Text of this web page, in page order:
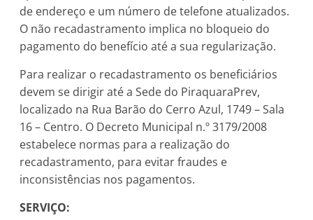
de endereço e um número de telefone atualizados.
O não recadastramento implica no bloqueio do
pagamento do benefício até a sua regularização.
Para realizar o recadastramento os beneficiários
devem se dirigir até a Sede do PiraquaraPrev,
localizado na Rua Barão do Cerro Azul, 1749 – Sala
16 – Centro. O Decreto Municipal n.º 3179/2008
estabelece normas para a realização do
recadastramento, para evitar fraudes e
inconsistências nos pagamentos.
SERVIÇO: